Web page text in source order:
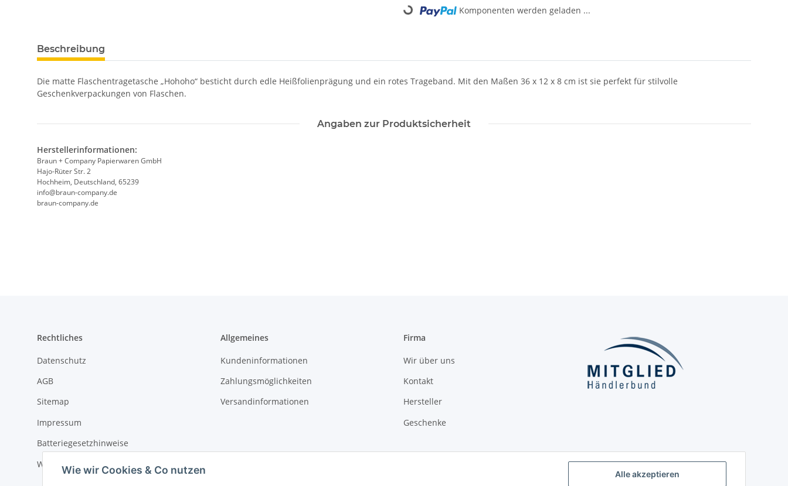
Alle akzeptieren
Wie wir Cookies & Co nutzen
Loading... Komponenten werden geladen ...
Beschreibung
Die matte Flaschentragetasche „Hohoho“ besticht durch edle Heißfolienprägung und ein rotes Trageband. Mit den Maßen 36 x 12 x 8 cm ist sie perfekt für stilvolle
Geschenkverpackungen von Flaschen.
Angaben zur Produktsicherheit
Herstellerinformationen:
Braun + Company Papierwaren GmbH
Hajo-Rüter Str. 2
Hochheim, Deutschland, 65239
info@braun-company.de
braun-company.de
Rechtliches
Datenschutz
AGB
Sitemap
Impressum
Batteriegesetzhinweise
Widerrufsrecht
Allgemeines
Kundeninformationen
Zahlungsmöglichkeiten
Versandinformationen
Firma
Wir über uns
Kontakt
Hersteller
Geschenke